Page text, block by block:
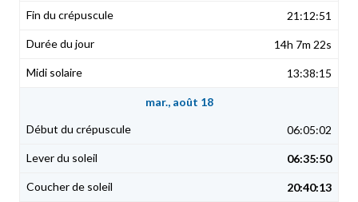
21:12:51
14h 7m 22s
13:38:15
mar., août 18
06:05:02
06:35:50
20:40:13